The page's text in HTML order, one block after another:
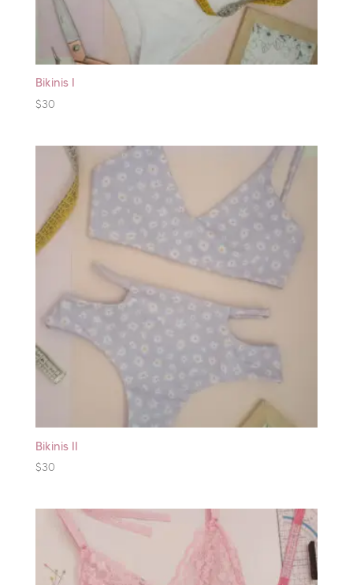
Bikinis I
$30
Bikinis II
$30